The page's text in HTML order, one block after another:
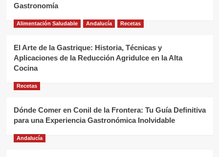
Gastronomía
Alimentación Saludable Andalucía Recetas
El Arte de la Gastrique: Historia, Técnicas y
Aplicaciones de la Reducción Agridulce en la Alta
Cocina
Recetas
Dónde Comer en Conil de la Frontera: Tu Guía Definitiva
para una Experiencia Gastronómica Inolvidable
Andalucía